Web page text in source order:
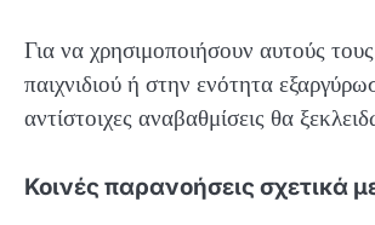
Για να χρησιμοποιήσουν αυτούς
παιχνιδιού ή στην ενότητα
αντίστοιχες αναβαθμίσεις θα
Κοινές παρανοήσεις σχετικά